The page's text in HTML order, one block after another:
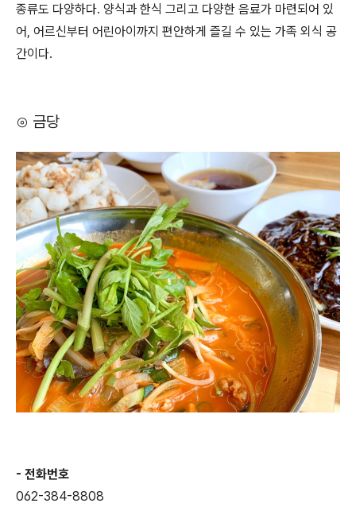
종류도 다양하다. 양식과 한식 그리고 다양한 음료가 마련되어 있
어, 어르신부터 어린아이까지 편안하게 즐길 수 있는 가족 외식 공
간이다.
⊙ 금당
- 전화번호
062-384-8808